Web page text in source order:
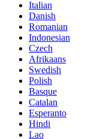
Italian
Danish
Romanian
Indonesian
Czech
Afrikaans
Swedish
Polish
Basque
Catalan
Esperanto
Hindi
Lao